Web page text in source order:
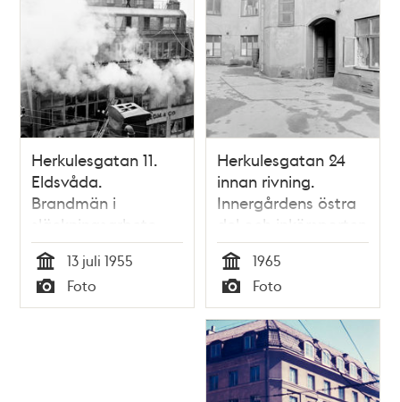
Herkulesgatan 11.
Eldsvåda.
Brandmän i
släckningsarbete
Tid
13 juli 1955
Typ
Foto
Herkulesgatan 24
innan rivning.
Innergårdens östra
del och inkörsporten
till garaget från
gatan
Tid
1965
Typ
Foto